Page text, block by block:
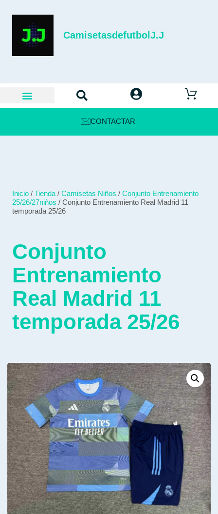
CamisetasdefutbolJ.J
CONTACTAR
Inicio / Tienda / Camisetas Niños / Conjunto Entrenamiento
25/26/27niños / Conjunto Entrenamiento Real Madrid 11
temporada 25/26
Conjunto
Entrenamiento
Real Madrid 11
temporada 25/26